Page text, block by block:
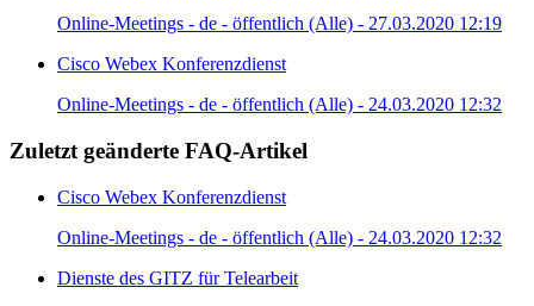
Online-Meetings - de - öffentlich (Alle) - 27.03.2020 12:19
Cisco Webex Konferenzdienst
Online-Meetings - de - öffentlich (Alle) - 24.03.2020 12:32
Zuletzt geänderte FAQ-Artikel
Cisco Webex Konferenzdienst
Online-Meetings - de - öffentlich (Alle) - 24.03.2020 12:32
Dienste des GITZ für Telearbeit